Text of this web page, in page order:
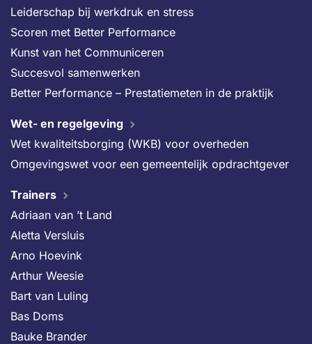
Leiderschap bij werkdruk en stress
Scoren met Better Performance
Kunst van het Communiceren
Succesvol samenwerken
Better Performance – Prestatiemeten in de praktijk
Wet- en regelgeving
Wet kwaliteitsborging (WKB) voor overheden
Omgevingswet voor een gemeentelijk opdrachtgever
Trainers
Adriaan van ’t Land
Aletta Versluis
Arno Hoevink
Arthur Weesie
Bart van Luling
Bas Doms
Bauke Brander